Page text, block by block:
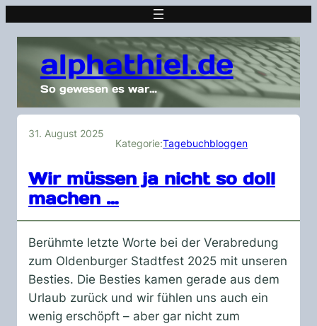
alphathiel.de
So gewesen es war…
31. August 2025
Kategorie:Tagebuchbloggen
Wir müssen ja nicht so doll
machen …
Berühmte letzte Worte bei der Verabredung
zum Oldenburger Stadtfest 2025 mit unseren
Besties. Die Besties kamen gerade aus dem
Urlaub zurück und wir fühlen uns auch ein
wenig erschöpft – aber gar nicht zum